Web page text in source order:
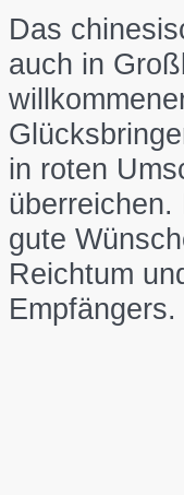
Das
auch in
in roten
gute
Reichtum
Empfängers.